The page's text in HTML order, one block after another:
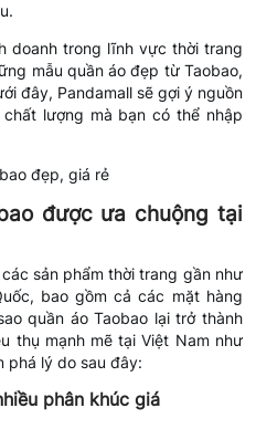
doanh trong lĩnh vực thời trang
mẫu quần áo đẹp từ Taobao,
đây, Pandamall sẽ gợi ý nguồn
lượng mà bạn có thể nhập
được ưa chuộng tại
sản phẩm thời trang gần như
bao gồm cả các mặt hàng
quần áo Taobao lại trở thành
thụ mạnh mẽ tại Việt Nam như
phá lý do sau đây:
phân khúc giá